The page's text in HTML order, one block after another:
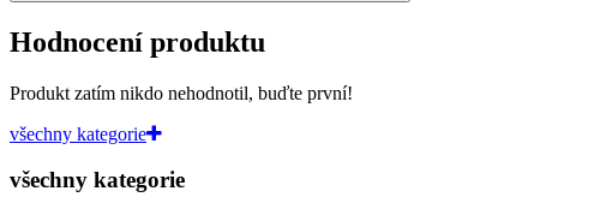
Hodnocení produktu
Produkt zatím nikdo nehodnotil, buďte první!
všechny kategorie
všechny kategorie